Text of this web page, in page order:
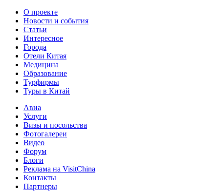
О проекте
Новости и события
Статьи
Интересное
Города
Отели Китая
Медицина
Образование
Турфирмы
Туры в Китай
Авиа
Услуги
Визы и посольства
Фотогалереи
Видео
Форум
Блоги
Реклама на VisitChina
Контакты
Партнеры